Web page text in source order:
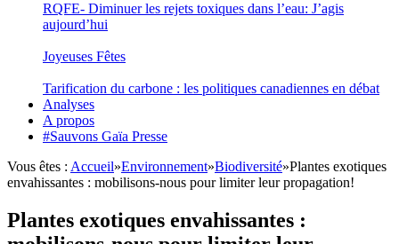
RQFE- Diminuer les rejets toxiques dans l’eau: J’agis
aujourd’hui
Joyeuses Fêtes
Tarification du carbone : les politiques canadiennes en débat
Analyses
A propos
#Sauvons Gaïa Presse
Vous êtes : Accueil»Environnement»Biodiversité»Plantes exotiques
envahissantes : mobilisons-nous pour limiter leur propagation!
Plantes exotiques envahissantes :